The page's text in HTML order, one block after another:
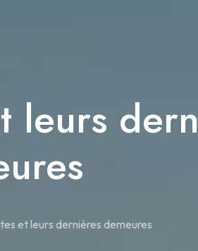
leurs
et leurs dernières demeures